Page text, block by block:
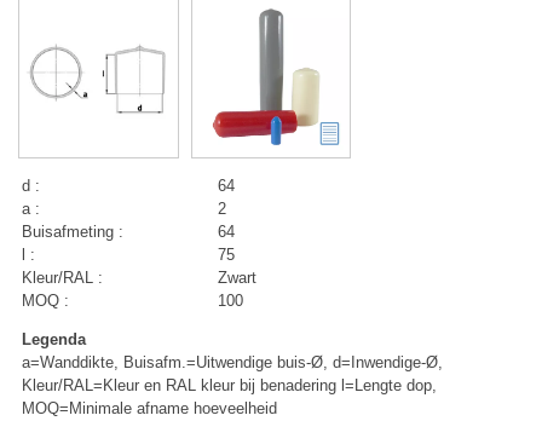
d :
64
a :
2
Buisafmeting :
64
l :
75
Kleur/RAL :
Zwart
MOQ :
100
Legenda
a=Wanddikte, Buisafm.=Uitwendige buis-Ø, d=Inwendige-Ø,
Kleur/RAL=Kleur en RAL kleur bij benadering l=Lengte dop,
MOQ=Minimale afname hoeveelheid